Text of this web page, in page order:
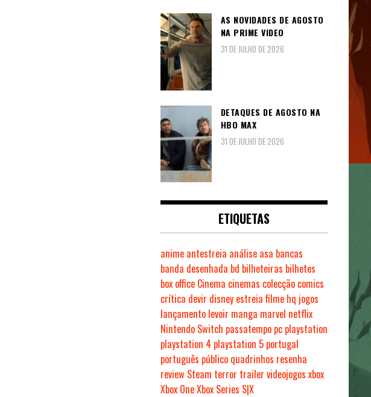
AS NOVIDADES DE AGOSTO
NA PRIME VIDEO
31 DE JULHO DE 2026
DETAQUES DE AGOSTO NA
HBO MAX
31 DE JULHO DE 2026
ETIQUETAS
anime antestreia análise asa bancas
banda desenhada bd bilheteiras bilhetes
box office Cinema cinemas colecção comics
crítica devir disney estreiafilme hq jogos
lançamento levoir manga marvel netflix
Nintendo Switch passatempo pc playstation
playstation 4 playstation 5 portugal
português público quadrinhos resenha
review Steam terror trailer videojogos xbox
Xbox OneXbox Series S|X